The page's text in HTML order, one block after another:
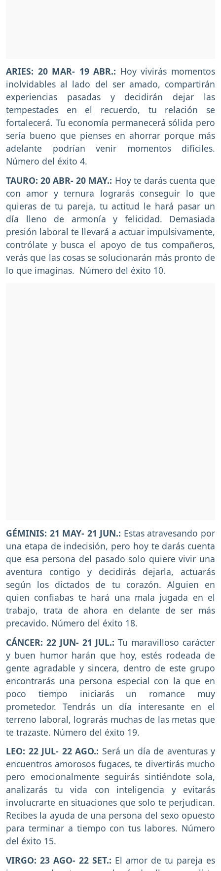
ARIES: 20 MAR- 19 ABR.: Hoy vivirás momentos
inolvidables al lado del ser amado, compartirán
experiencias pasadas y decidirán dejar las
tempestades en el recuerdo, tu relación se
fortalecerá. Tu economía permanecerá sólida pero
sería bueno que pienses en ahorrar porque más
adelante podrían venir momentos difíciles.
Número del éxito 4.
TAURO: 20 ABR- 20 MAY.: Hoy te darás cuenta que
con amor y ternura lograrás conseguir lo que
quieras de tu pareja, tu actitud le hará pasar un
día lleno de armonía y felicidad. Demasiada
presión laboral te llevará a actuar impulsivamente,
contrólate y busca el apoyo de tus compañeros,
verás que las cosas se solucionarán más pronto de
lo que imaginas. Número del éxito 10.
GÉMINIS: 21 MAY- 21 JUN.: Estas atravesando por
una etapa de indecisión, pero hoy te darás cuenta
que esa persona del pasado solo quiere vivir una
aventura contigo y decidirás dejarla, actuarás
según los dictados de tu corazón. Alguien en
quien confiabas te hará una mala jugada en el
trabajo, trata de ahora en delante de ser más
precavido. Número del éxito 18.
CÁNCER: 22 JUN- 21 JUL.:Tu maravilloso carácter
y buen humor harán que hoy, estés rodeada de
gente agradable y sincera, dentro de este grupo
encontrarás una persona especial con la que en
poco tiempo iniciarás un romance muy
prometedor. Tendrás un día interesante en el
terreno laboral, lograrás muchas de las metas que
te trazaste. Número del éxito 19.
LEO: 22 JUL- 22 AGO.: Será un día de aventuras y
encuentros amorosos fugaces, te divertirás mucho
pero emocionalmente seguirás sintiéndote sola,
analizarás tu vida con inteligencia y evitarás
involucrarte en situaciones que solo te perjudican.
Recibes la ayuda de una persona del sexo opuesto
para terminar a tiempo con tus labores. Número
del éxito 15.
VIRGO: 23 AGO- 22 SET.: El amor de tu pareja es